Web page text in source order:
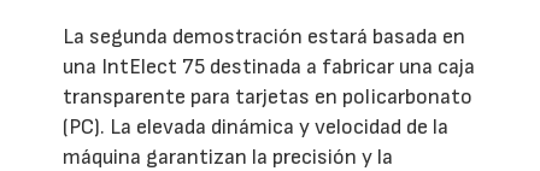
La segunda demostración estará basada en
una IntElect 75 destinada a fabricar una caja
transparente para tarjetas en policarbonato
(PC). La elevada dinámica y velocidad de la
máquina garantizan la precisión y la